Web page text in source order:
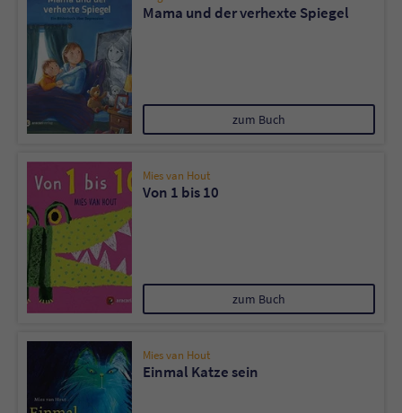
Mama und der verhexte Spiegel
zum Buch
Mies van Hout
Von 1 bis 10
zum Buch
Mies van Hout
Einmal Katze sein